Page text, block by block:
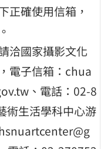
正確使用信箱，
洽國家攝影文化
電子信箱：chua
、電話：02-8
術生活學科中心游